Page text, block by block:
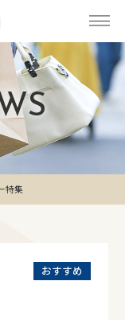
特集
おすすめ